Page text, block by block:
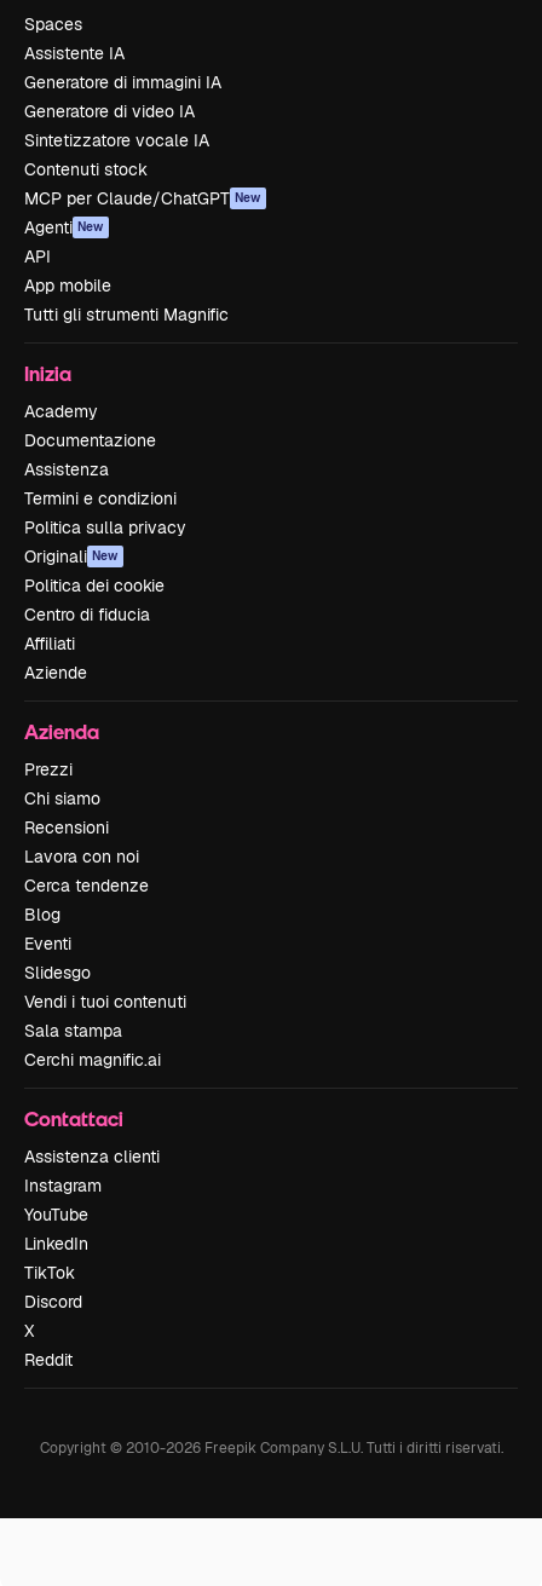
Spaces
Assistente IA
Generatore di immagini IA
Generatore di video IA
Sintetizzatore vocale IA
Contenuti stock
MCP per Claude/ChatGPT New
Agenti New
API
App mobile
Tutti gli strumenti Magnific
Inizia
Academy
Documentazione
Assistenza
Termini e condizioni
Politica sulla privacy
Originali New
Politica dei cookie
Centro di fiducia
Affiliati
Aziende
Azienda
Prezzi
Chi siamo
Recensioni
Lavora con noi
Cerca tendenze
Blog
Eventi
Slidesgo
Vendi i tuoi contenuti
Sala stampa
Cerchi magnific.ai
Contattaci
Assistenza clienti
Instagram
YouTube
LinkedIn
TikTok
Discord
X
Reddit
Copyright © 2010-2026Freepik Company S.L.U. Tutti i diritti riservati.